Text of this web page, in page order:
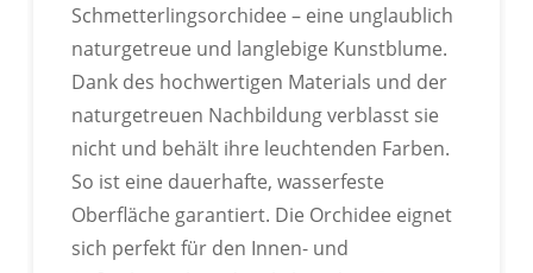
Schmetterlingsorchidee – eine unglaublich
naturgetreue und langlebige Kunstblume.
Dank des hochwertigen Materials und der
naturgetreuen Nachbildung verblasst sie
nicht und behält ihre leuchtenden Farben.
So ist eine dauerhafte, wasserfeste
Oberfläche garantiert. Die Orchidee eignet
sich perfekt für den Innen- und